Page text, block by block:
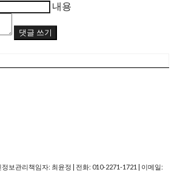
내용
댓글 쓰기
보관리책임자: 최윤정 | 전화: 010-2271-1721 | 이메일: